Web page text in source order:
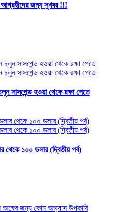
জন্য সুখবর !!!
হওয়া থেকে রক্ষা পেতে
থেকে ১০০ ডলার (দ্বিতীয় পর্ব)